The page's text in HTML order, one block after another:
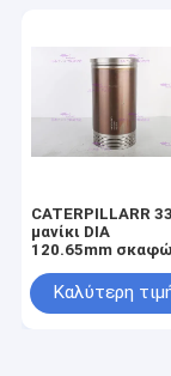
CATERPILLARR
μανίκι DIA
120.65mm
κυλίνδρων
110-5800
Καλύτερη